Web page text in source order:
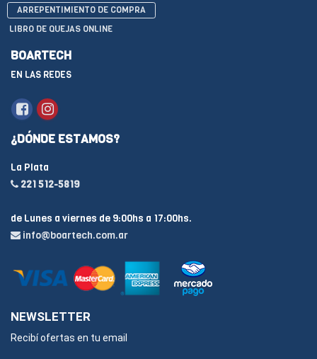
ARREPENTIMIENTO DE COMPRA
LIBRO DE QUEJAS ONLINE
BOARTECH
EN LAS REDES
¿DÓNDE ESTAMOS?
La Plata
221 512-5819
de Lunes a viernes de 9:00hs a 17:00hs.
info@boartech.com.ar
NEWSLETTER
Recibí ofertas en tu email